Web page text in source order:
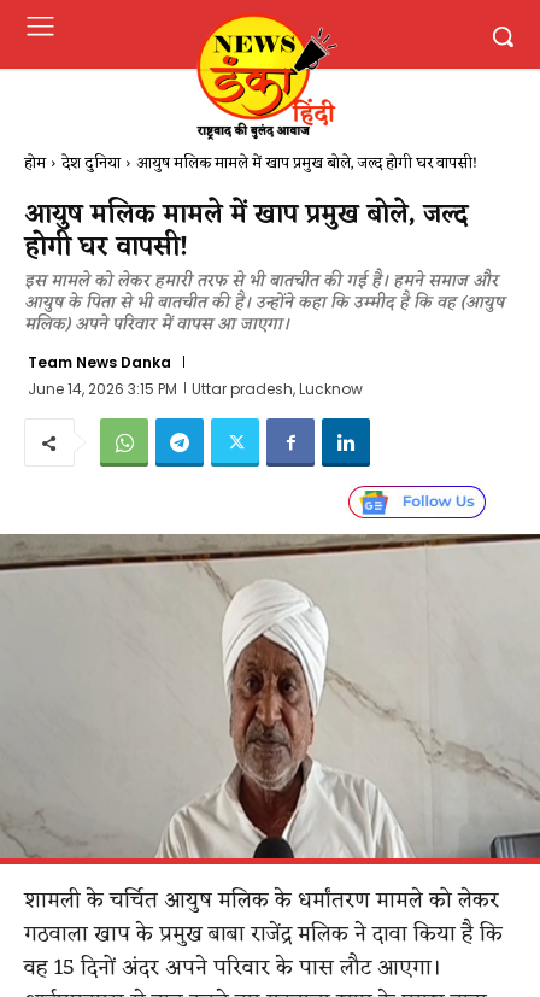
होम देश दुनिया आयुष मलिक मामले में खाप प्रमुख बोले, जल्द होगी घर वापसी!
आयुष मलिक मामले में खाप प्रमुख बोले, जल्द
होगी घर वापसी!
इस मामले को लेकर हमारी तरफ से भी बातचीत की गई है। हमने समाज और
आयुष के पिता से भी बातचीत की है। उन्होंने कहा कि उम्मीद है कि वह (आयुष
मलिक) अपने परिवार में वापस आ जाएगा।
Team News Danka
June 14, 2026 3:15 PM
Uttar pradesh, Lucknow
शामली के चर्चित आयुष मलिक के धर्मांतरण मामले को लेकर
गठवाला खाप के प्रमुख बाबा राजेंद्र मलिक ने दावा किया है कि
वह 15 दिनों अंदर अपने परिवार के पास लौट आएगा।